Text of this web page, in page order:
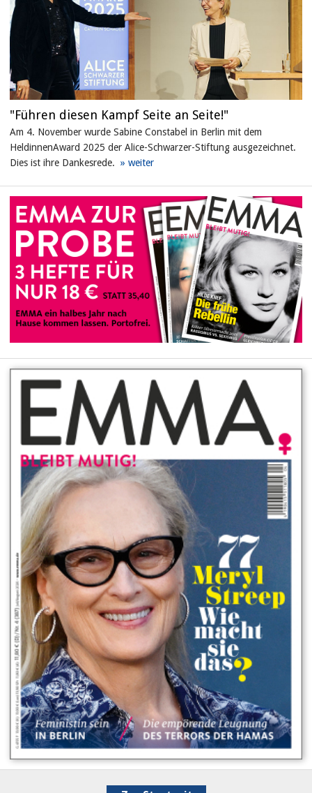
"Führen diesen Kampf Seite an Seite!"
Am 4. November wurde Sabine Constabel in Berlin mit dem
HeldinnenAward 2025 der Alice-Schwarzer-Stiftung ausgezeichnet.
Dies ist ihre Dankesrede.